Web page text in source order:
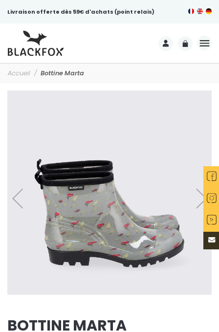
Livraison offerte dès 59€ d'achats (point relais)
Accueil Bottine Marta
BOTTINE MARTA